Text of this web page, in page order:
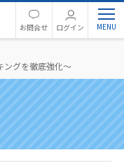
お問合せ ログイン
ングを徹底強化〜